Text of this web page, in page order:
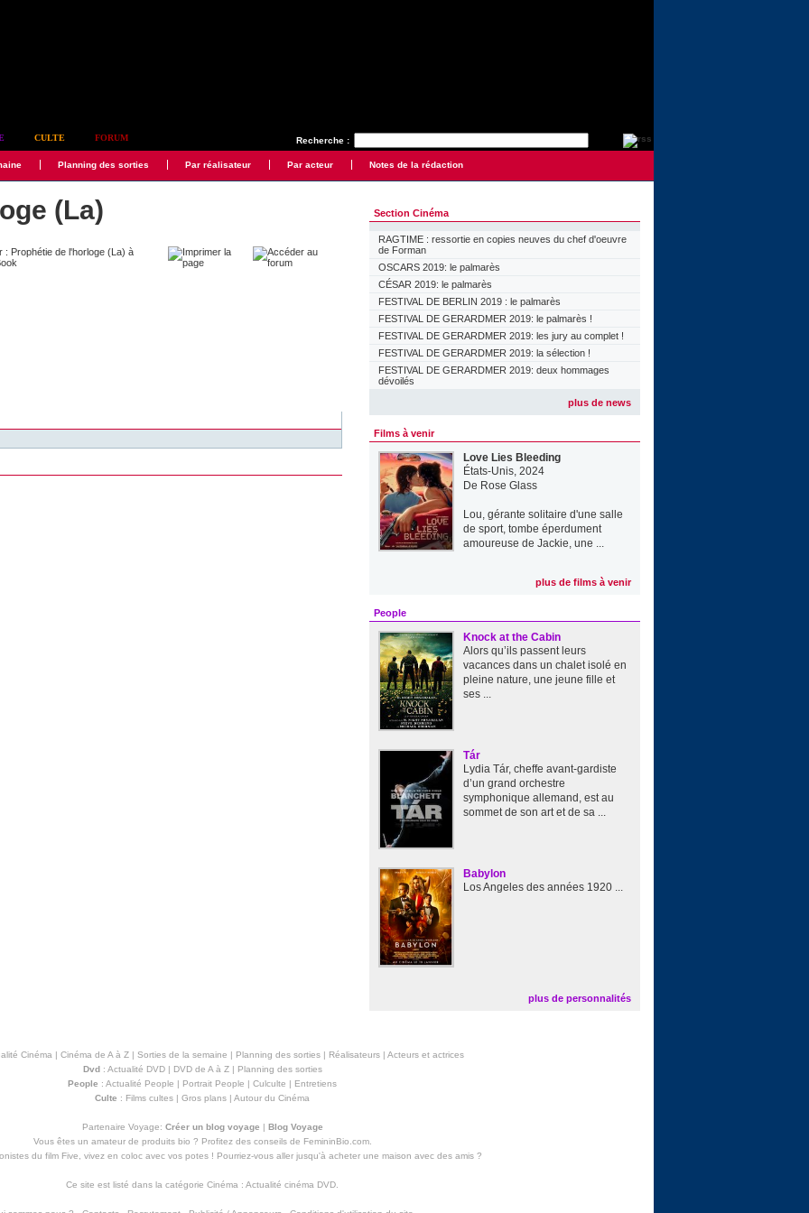
Recherche :
CULTE FORUM
Planning des sorties Par réalisateur Par acteur Notes de la rédaction
(La) Section Cinéma
RAGTIME : ressortie en copies neuves du chef d'oeuvre
de Forman
OSCARS 2019: le palmarès
CÉSAR 2019: le palmarès
FESTIVAL DE BERLIN 2019 : le palmarès
FESTIVAL DE GERARDMER 2019: le palmarès !
FESTIVAL DE GERARDMER 2019: les jury au complet !
FESTIVAL DE GERARDMER 2019: la sélection !
FESTIVAL DE GERARDMER 2019: deux hommages
dévoilés
plus de news
Films à venir
Love Lies Bleeding
États-Unis, 2024
De Rose Glass
Lou, gérante solitaire d'une salle
de sport, tombe éperdument
amoureuse de Jackie, une ...
plus de films à venir
People
Knock at the Cabin
Alors qu’ils passent leurs
vacances dans un chalet isolé en
pleine nature, une jeune fille et
ses ...
Tár
Lydia Tár, cheffe avant-gardiste
d’un grand orchestre
symphonique allemand, est au
sommet de son art et de sa ...
Babylon
Los Angeles des années 1920 ...
plus de personnalités
Cinéma | Cinéma de A à Z| Sorties de la semaine | Planning des sorties| Réalisateurs| Acteurs et actrices
Dvd: Actualité DVD| DVD de A à Z| Planning des sorties
People : Actualité People | Portrait People | Culculte | Entretiens
Culte : Films cultes | Gros plans | Autour du Cinéma
Partenaire Voyage: Créer un blog voyage | Blog Voyage
Vous êtes un amateur de produits bio ? Profitez des conseils de FemininBio.com.
du film Five, vivez en coloc avec vos potes ! Pourriez-vous aller jusqu'à acheter une maison avec des amis?
Ce site est listé dans la catégorie Cinéma : Actualité cinéma DVD